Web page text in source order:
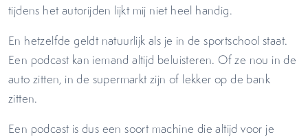
tijdens het autorijden lijkt mij niet heel handig.
En hetzelfde geldt natuurlijk als je in de sportschool staat.
Een podcast kan iemand altijd beluisteren. Of ze nou in de
auto zitten, in de supermarkt zijn of lekker op de bank
zitten.
Een podcast is dus een soort machine die altijd voor je